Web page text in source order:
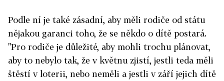
Podle ní je také zásadní, aby měli rodiče od státu
nějakou garanci toho, že se někdo o dítě postará.
"Pro rodiče je důležité, aby mohli trochu plánovat,
aby to nebylo tak, že v květnu zjistí, jestli teda měli
štěstí v loterii, nebo neměli a jestli v září jejich dítě